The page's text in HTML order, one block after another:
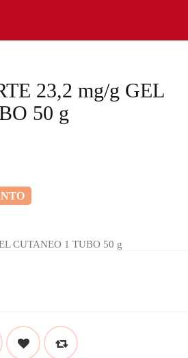
23,2 mg/g GEL
50 g
CUTANEO 1 TUBO 50 g